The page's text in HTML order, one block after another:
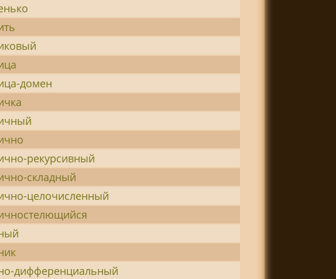
домен
рекурсивный
складный
целочисленный
дифференциальный